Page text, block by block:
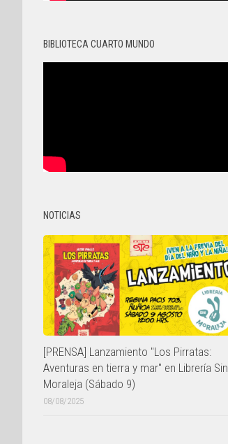
BIBLIOTECA CUARTO MUNDO
NOTICIAS
[PRENSA] Lanzamiento "Los Pirratas:
Aventuras en tierra y mar" en Librería Sin
Moraleja (Sábado 9)
08/08/2025